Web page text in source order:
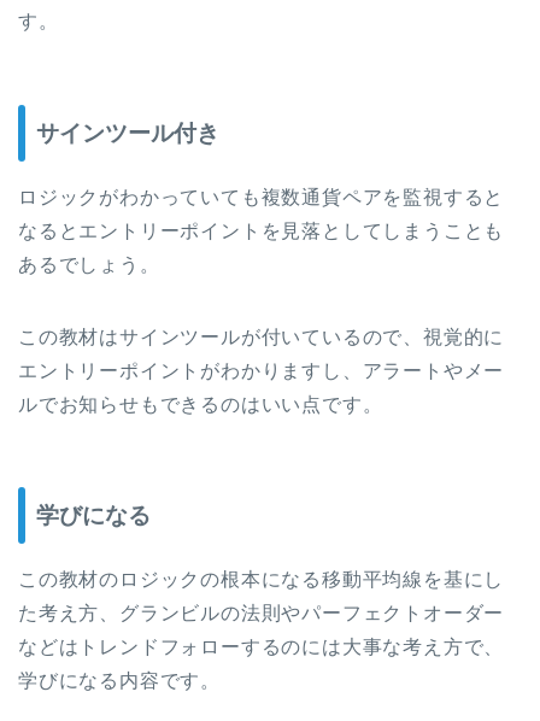
す。
サインツール付き
ロジックがわかっていても複数通貨ペアを監視すると
なるとエントリーポイントを見落としてしまうことも
あるでしょう。
この教材はサインツールが付いているので、視覚的に
エントリーポイントがわかりますし、アラートやメー
ルでお知らせもできるのはいい点です。
学びになる
この教材のロジックの根本になる移動平均線を基にし
た考え方、グランビルの法則やパーフェクトオーダー
などはトレンドフォローするのには大事な考え方で、
学びになる内容です。